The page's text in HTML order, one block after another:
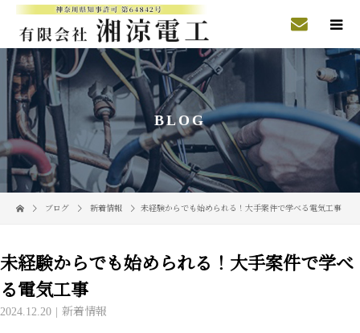
BLOG
ブログ 新着情報 未経験からでも始められる！大手案件で学べる電気工事
未経験からでも始められる！大手案件で学べ
る電気工事
2024.12.20 新着情報